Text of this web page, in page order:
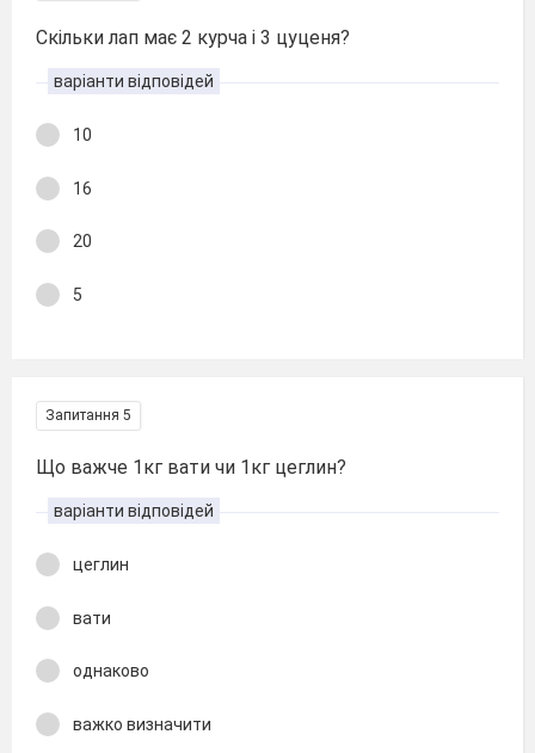
Скільки лап має 2 курча і 3 цуценя?
варіанти відповідей
10
16
20
5
Запитання 5
Що важче 1кг вати чи 1кг цеглин?
варіанти відповідей
цеглин
вати
однаково
важко визначити